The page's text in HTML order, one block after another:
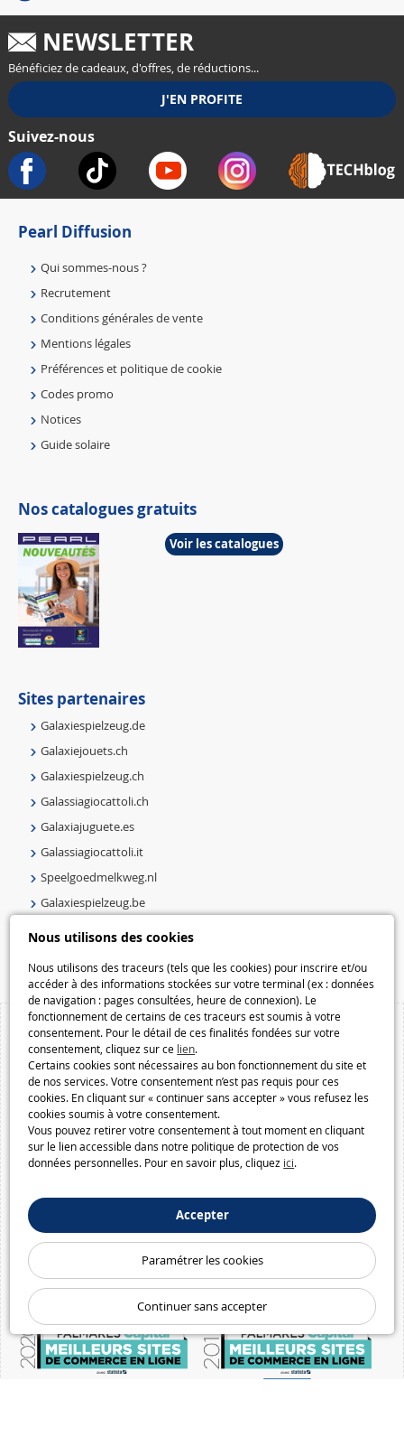
Nous utilisons des cookies
Nous utilisons des traceurs (tels que les cookies) pour inscrire et/ou
accéder à des informations stockées sur votre terminal (ex : données
de navigation : pages consultées, heure de connexion). Le
fonctionnement de certains de ces traceurs est soumis à votre
consentement. Pour le détail de ces finalités fondées sur votre
consentement, cliquez sur ce lien.
Certains cookies sont nécessaires au bon fonctionnement du site et
de nos services. Votre consentement n’est pas requis pour ces
cookies. En cliquant sur « continuer sans accepter » vous refusez les
cookies soumis à votre consentement.
Vous pouvez retirer votre consentement à tout moment en cliquant
sur le lien accessible dans notre politique de protection de vos
données personnelles. Pour en savoir plus, cliquez ici.
Accepter
Paramétrer les cookies
Continuer sans accepter
NEWSLETTER
Bénéficiez de cadeaux, d'offres, de réductions...
Suivez-nous
Pearl Diffusion
Qui sommes-nous ?
Recrutement
Conditions générales de vente
Mentions légales
Préférences et politique de cookie
Codes promo
Notices
Guide solaire
Nos catalogues gratuits
Voir les catalogues
Sites partenaires
Galaxiespielzeug.de
Galaxiejouets.ch
Galaxiespielzeug.ch
Galassiagiocattoli.ch
Galaxiajuguete.es
Galassiagiocattoli.it
Speelgoedmelkweg.nl
Galaxiespielzeug.be